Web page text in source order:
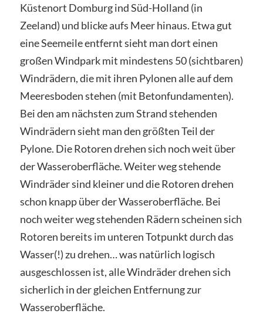
Küstenort Domburg ind Süd-Holland (in
Zeeland) und blicke aufs Meer hinaus. Etwa gut
eine Seemeile entfernt sieht man dort einen
großen Windpark mit mindestens 50 (sichtbaren)
Windrädern, die mit ihren Pylonen alle auf dem
Meeresboden stehen (mit Betonfundamenten).
Bei den am nächsten zum Strand stehenden
Windrädern sieht man den größten Teil der
Pylone. Die Rotoren drehen sich noch weit über
der Wasseroberfläche. Weiter weg stehende
Windräder sind kleiner und die Rotoren drehen
schon knapp über der Wasseroberfläche. Bei
noch weiter weg stehenden Rädern scheinen sich
Rotoren bereits im unteren Totpunkt durch das
Wasser(!) zu drehen… was natürlich logisch
ausgeschlossen ist, alle Windräder drehen sich
sicherlich in der gleichen Entfernung zur
Wasseroberfläche.